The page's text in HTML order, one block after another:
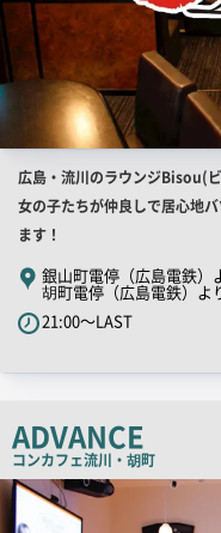
店
舗
PR
キ
ャ
ッ
コ
ー
広島・流川のラウンジBisou(
女の子たちが仲良しで居心地
ます！
銀山町電停（広島電鉄）
胡町電停（広島電鉄）よ
21:00～LAST
ADVANCE
コンカフェ流川・胡町
店
舗
PR